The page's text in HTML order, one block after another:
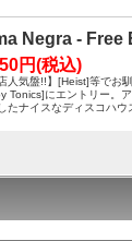
Negra - Free
円(税込)
店人気盤!!】[Heist]等でお
Tonics]にエントリー。
たナイスなディスコハウ